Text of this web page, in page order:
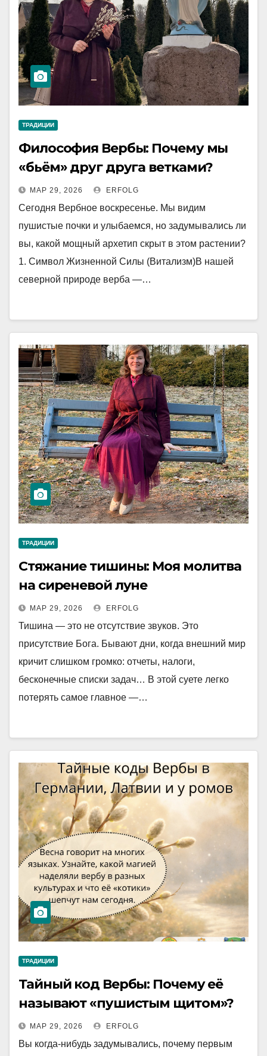
ТРАДИЦИИ
Философия Вербы: Почему мы
«бьём» друг друга ветками?
МАР 29, 2026 ERFOLG
Сегодня Вербное воскресенье. Мы видим
пушистые почки и улыбаемся, но задумывались ли
вы, какой мощный архетип скрыт в этом растении?
1. Символ Жизненной Силы (Витализм)В нашей
северной природе верба —…
ТРАДИЦИИ
Стяжание тишины: Моя молитва
на сиреневой луне
МАР 29, 2026 ERFOLG
Тишина — это не отсутствие звуков. Это
присутствие Бога. Бывают дни, когда внешний мир
кричит слишком громко: отчеты, налоги,
бесконечные списки задач… В этой суете легко
потерять самое главное —…
ТРАДИЦИИ
Тайный код Вербы: Почему её
называют «пушистым щитом»?
МАР 29, 2026 ERFOLG
Вы когда-нибудь задумывались, почему первым